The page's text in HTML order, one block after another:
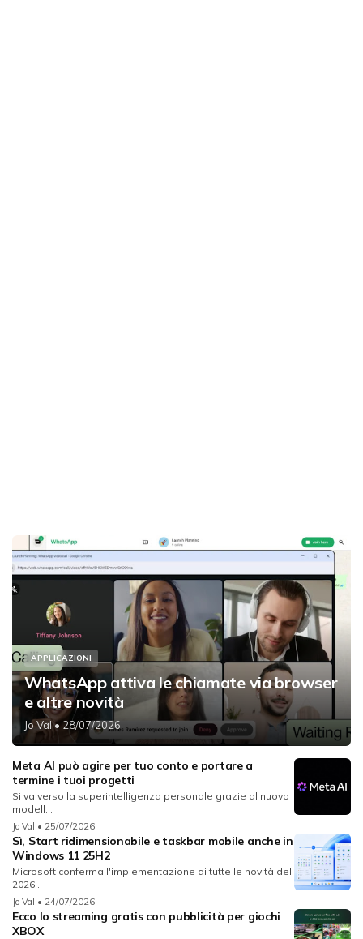
APPLICAZIONI
WhatsApp attiva le chiamate via browser
e altre novità
Jo Val• 28/07/2026
Meta AI può agire per tuo conto e portare a
termine i tuoi progetti
Si va verso la superintelligenza personale grazie al nuovo
modell...
Jo Val • 25/07/2026
Sì, Start ridimensionabile e taskbar mobile anche in
Windows 11 25H2
Microsoft conferma l'implementazione di tutte le novità del
2026...
Jo Val • 24/07/2026
Ecco lo streaming gratis con pubblicità per giochi
XBOX